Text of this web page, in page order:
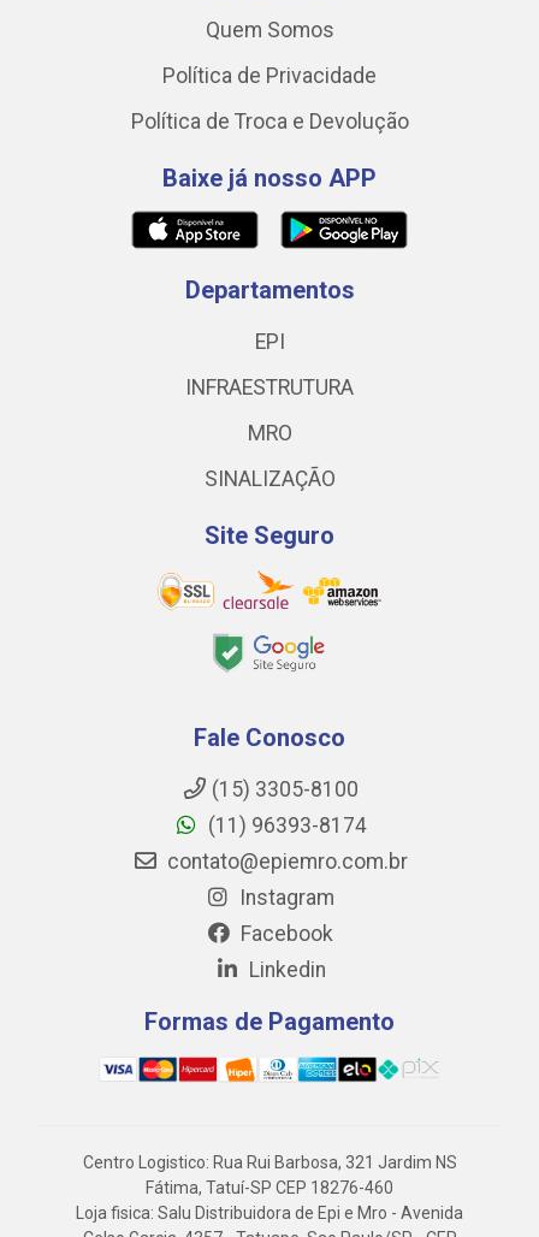
Quem Somos
Política de Privacidade
Política de Troca e Devolução
Baixe já nosso APP
Departamentos
EPI
INFRAESTRUTURA
MRO
SINALIZAÇÃO
Site Seguro
Fale Conosco
(15) 3305-8100
(11) 96393-8174
contato@epiemro.com.br
Instagram
Facebook
Linkedin
Formas de Pagamento
Centro Logistico: Rua Rui Barbosa, 321 Jardim NS
Fátima, Tatuí-SP CEP 18276-460
Loja fisica: Salu Distribuidora de Epi e Mro - Avenida